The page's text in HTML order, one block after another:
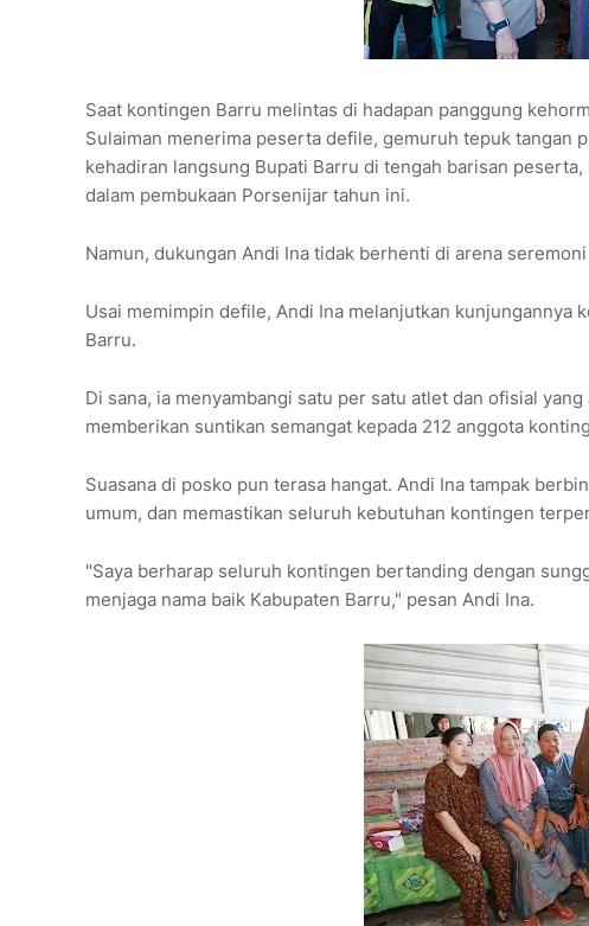
Saat kontingen Barru melintas di hadapan panggung
Sulaiman menerima peserta defile, gemuruh tepuk tangan
kehadiran langsung Bupati Barru di tengah barisan
dalam pembukaan Porsenijar tahun ini.
Namun, dukungan Andi Ina tidak berhenti di arena
Usai memimpin defile, Andi Ina melanjutkan kunjungannya
Barru.
Di sana, ia menyambangi satu per satu atlet dan ofisial
memberikan suntikan semangat kepada 212 anggota
Suasana di posko pun terasa hangat. Andi Ina tampak
umum, dan memastikan seluruh kebutuhan kontingen
"Saya berharap seluruh kontingen bertanding dengan
menjaga nama baik Kabupaten Barru," pesan Andi Ina.